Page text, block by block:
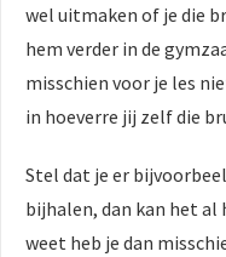
wel uitmaken of je die
hem verder in de
misschien voor je les
in hoeverre jij zelf die
Stel dat je er
bijhalen, dan kan het
weet heb je dan